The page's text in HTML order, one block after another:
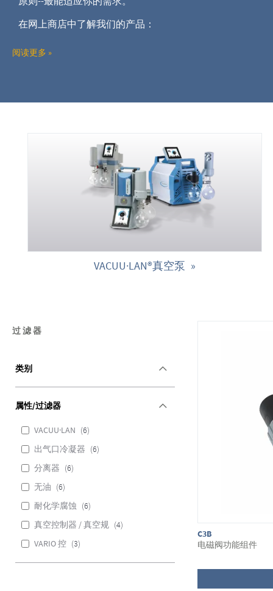
在网上商店中了解我们的产品：
真空泵
VACUU-LAN®局域真空网路是非常经济实惠、节省空间的解
仅可以节省工作空间，还具有高性能、模块化和易适应性的
费用和运营成本。您对我们的产品有疑问吗？如有疑问您只
店中进行咨询。我们将很乐意为您提供建议。
阅读更多 »
VACUU·LAN®真空泵
C3B
电磁阀功能组件
过滤器
类别
属性/过滤器
VACUU·LAN
6
出气口冷凝器
6
分离器
6
无油
6
耐化学腐蚀
6
真空控制器 / 真空规
4
VARIO 控
3